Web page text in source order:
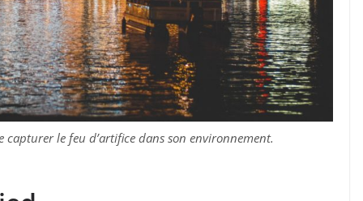
le feu d’artifice dans son environnement.